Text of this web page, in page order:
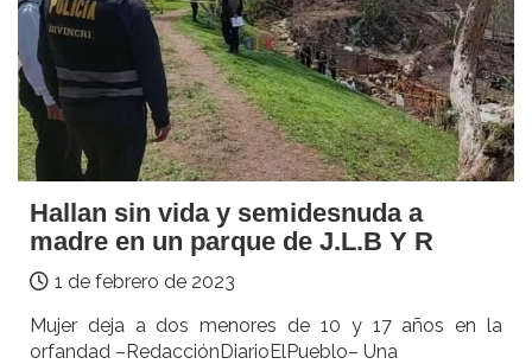
Hallan sin vida y semidesnuda a
madre en un parque de J.L.B Y R
1 de febrero de 2023
Mujer deja a dos menores de 10 y 17 años en la
orfandad –RedacciónDiarioElPueblo– Una